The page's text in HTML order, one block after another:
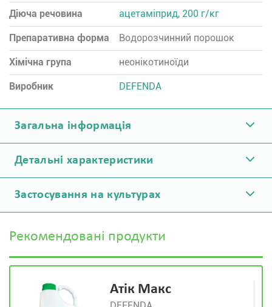
Діюча речовина ацетаміприд, 200 г/кг
Препаративна форма Водорозчинний порошок
Хімічна група неонікотиноїди
Виробник DEFENDA
Загальна інформація
Детальні характеристики
Застосування на культурах
Рекомендовані продукти
Атік Макс